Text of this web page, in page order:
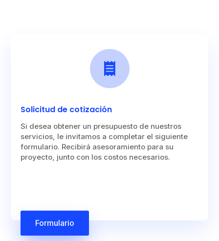

Solicitud de cotización
Si desea obtener un presupuesto de nuestros
servicios, le invitamos a completar el siguiente
formulario. Recibirá asesoramiento para su
proyecto, junto con los costos necesarios.
Formulario